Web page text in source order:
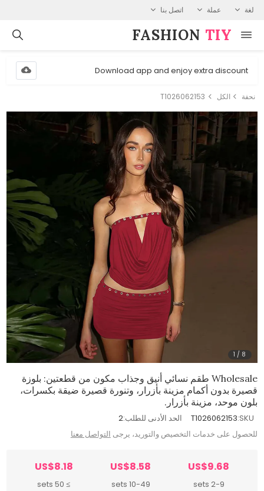
لغة عملة اتصل بنا
FASHION⁠ TIY
Download app and enjoy extra discount
نحفة الكل T1026062153
1 / 8
Wholesale طقم نسائي أنيق وجذاب مكون من قطعتين: بلوزة
قصيرة بدون أكمام مزينة بأزرار، وتنورة قصيرة ضيقة بكسرات،
بلون موحد، مزينة بأزرار.
SKU:
T1026062153 الحد الأدنى للطلب:2
للحصول على خدمات التخصيص والتوريد، يرجى التواصل معنا
US$9.68
2-9 sets
US$8.58
10-49 sets
US$8.18
≥ 50 sets